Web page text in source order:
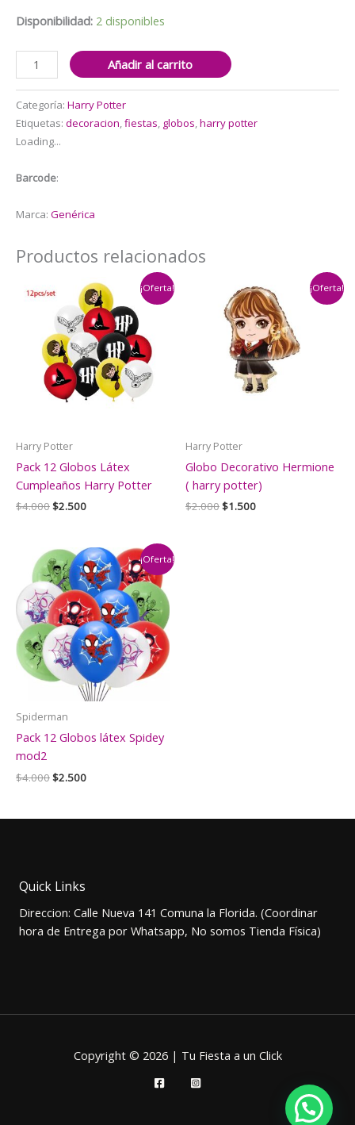
Disponibilidad: 2 disponibles
Globos
Aluminio
+
latex
Harry
cantidad
Añadir al carrito
Categoría: Harry Potter
Etiquetas: decoracion,fiestas, globos,harry potter
Loading...
Barcode:
Marca: Genérica
Productos relacionados
¡Oferta!
Harry Potter
Pack 12 Globos Látex
Cumpleaños Harry Potter
$4.000El
era:
$4.000.
$2.500El
es:
$2.500.
¡Oferta!
Harry Potter
Globo Decorativo Hermione
( harry potter)
$2.000El
$1.500El
¡Oferta!
Spiderman
Pack 12 Globos látex Spidey
mod2
$4.000El
era:
$2.500El
es:
Quick Links
Direccion: Calle Nueva 141 Comuna la Florida. (Coordinar
hora de Entrega por Whatsapp, No somos Tienda Física)
Copyright © 2026 | Tu Fiesta a un Click